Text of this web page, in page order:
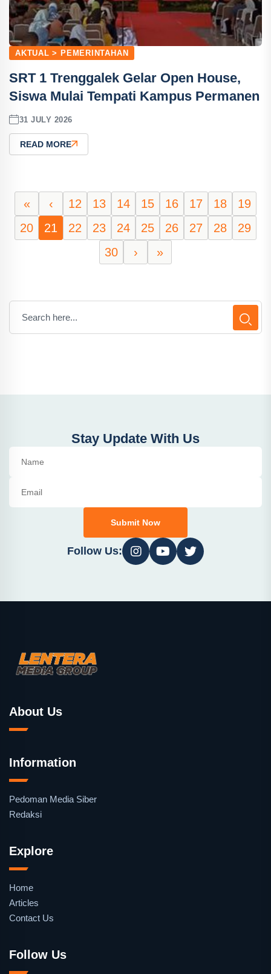
AKTUAL > PEMERINTAHAN
SRT 1 Trenggalek Gelar Open House,
Siswa Mulai Tempati Kampus Permanen
31 JULY 2026
READ MORE
« ‹ 12 13 14 15 16 17 18
19
20
21 22 23 24 25 26 27 28
29
30
› »
Stay Update With Us
Submit Now
Follow Us:
About Us
Information
Pedoman Media Siber
Redaksi
Explore
Home
Articles
Contact Us
Follow Us